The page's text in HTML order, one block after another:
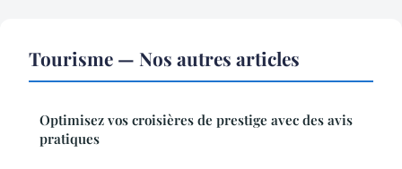
Tourisme — Nos autres articles
Optimisez vos croisières de prestige avec des avis
pratiques